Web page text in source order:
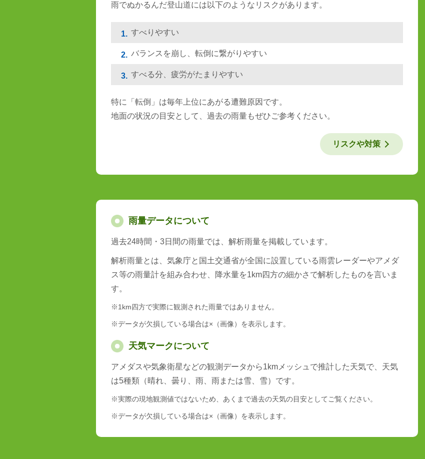
雨でぬかるんだ登山道には以下のようなリスクがあります。
1. すべりやすい
2. バランスを崩し、転倒に繋がりやすい
3. すべる分、疲労がたまりやすい
特に「転倒」は毎年上位にあがる遭難原因です。
地面の状況の目安として、過去の雨量もぜひご参考ください。
リスクや対策
雨量データについて
過去24時間・3日間の雨量では、解析雨量を掲載しています。
解析雨量とは、気象庁と国土交通省が全国に設置している雨雲レーダーやアメダ
ス等の雨量計を組み合わせ、降水量を1km四方の細かさで解析したものを言いま
す。
※1km四方で実際に観測された雨量ではありません。
※データが欠損している場合は×（画像）を表示します。
天気マークについて
アメダスや気象衛星などの観測データから1kmメッシュで推計した天気で、天気
は5種類（晴れ、曇り、雨、雨または雪、雪）です。
※実際の現地観測値ではないため、あくまで過去の天気の目安としてご覧ください。
※データが欠損している場合は×（画像）を表示します。